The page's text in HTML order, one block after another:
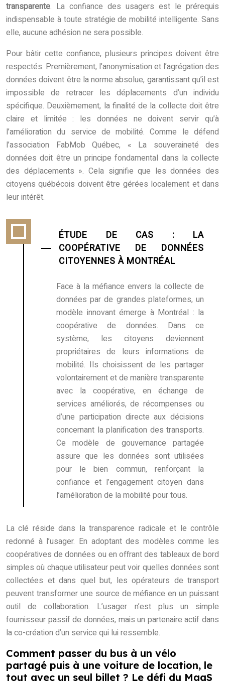
transparente. La confiance des usagers est le prérequis
indispensable à toute stratégie de mobilité intelligente. Sans
elle, aucune adhésion ne sera possible.
Pour bâtir cette confiance, plusieurs principes doivent être
respectés. Premièrement, l’anonymisation et l’agrégation des
données doivent être la norme absolue, garantissant qu’il est
impossible de retracer les déplacements d’un individu
spécifique. Deuxièmement, la finalité de la collecte doit être
claire et limitée : les données ne doivent servir qu’à
l’amélioration du service de mobilité. Comme le défend
l’association FabMob Québec, « La souveraineté des
données doit être un principe fondamental dans la collecte
des déplacements ». Cela signifie que les données des
citoyens québécois doivent être gérées localement et dans
leur intérêt.
ÉTUDE DE CAS : LA
COOPÉRATIVE DE DONNÉES
CITOYENNES À MONTRÉAL
Face à la méfiance envers la collecte de
données par de grandes plateformes, un
modèle innovant émerge à Montréal : la
coopérative de données. Dans ce
système, les citoyens deviennent
propriétaires de leurs informations de
mobilité. Ils choisissent de les partager
volontairement et de manière transparente
avec la coopérative, en échange de
services améliorés, de récompenses ou
d’une participation directe aux décisions
concernant la planification des transports.
Ce modèle de gouvernance partagée
assure que les données sont utilisées
pour le bien commun, renforçant la
confiance et l’engagement citoyen dans
l’amélioration de la mobilité pour tous.
La clé réside dans la transparence radicale et le contrôle
redonné à l’usager. En adoptant des modèles comme les
coopératives de données ou en offrant des tableaux de bord
simples où chaque utilisateur peut voir quelles données sont
collectées et dans quel but, les opérateurs de transport
peuvent transformer une source de méfiance en un puissant
outil de collaboration. L’usager n’est plus un simple
fournisseur passif de données, mais un partenaire actif dans
la co-création d’un service qui lui ressemble.
Comment passer du bus à un vélo
partagé puis à une voiture de location, le
tout avec un seul billet ? Le défi du MaaS